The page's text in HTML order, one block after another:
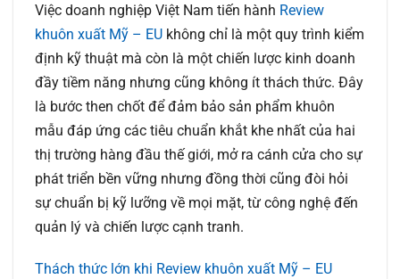
Việc doanh nghiệp Việt Nam tiến hành Review
khuôn xuất Mỹ – EU không chỉ là một quy trình kiểm
định kỹ thuật mà còn là một chiến lược kinh doanh
đầy tiềm năng nhưng cũng không ít thách thức. Đây
là bước then chốt để đảm bảo sản phẩm khuôn
mẫu đáp ứng các tiêu chuẩn khắt khe nhất của hai
thị trường hàng đầu thế giới, mở ra cánh cửa cho sự
phát triển bền vững nhưng đồng thời cũng đòi hỏi
sự chuẩn bị kỹ lưỡng về mọi mặt, từ công nghệ đến
quản lý và chiến lược cạnh tranh.
Thách thức lớn khi Review khuôn xuất Mỹ – EU